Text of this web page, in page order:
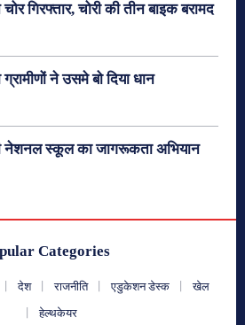
गिरफ्तार, चोरी की तीन बाइक बरामद
ने उसमे बो दिया धान
नेशनल स्कूल का जागरूकता अभियान
Categories
देश राजनीति एडुकेशन डेस्क
खेल
हेल्थकेयर